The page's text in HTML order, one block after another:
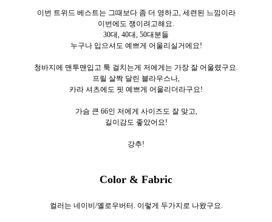
이번 트위드 베스트는 그때보다 좀 더 영하고, 세련된 느낌이라
이번에도 쟁이려고해요.
30대, 40대, 50대분들
누구나 입으셔도 예쁘게 어울리실거에요!
청바지에 맨투맨입고 툭 걸치는게 저에게는 가장 잘 어울렸구요.
프릴 살짝 달린 블라우스나,
카라 셔츠에도 핏 예쁘게 어울리더라구요!
가슴 큰 66인 저에게 사이즈도 잘 맞고,
길이감도 좋았어요!
강추!
Color & Fabric
컬러는 네이비/옐로우버터. 이렇게 두가지로 나왔구요.